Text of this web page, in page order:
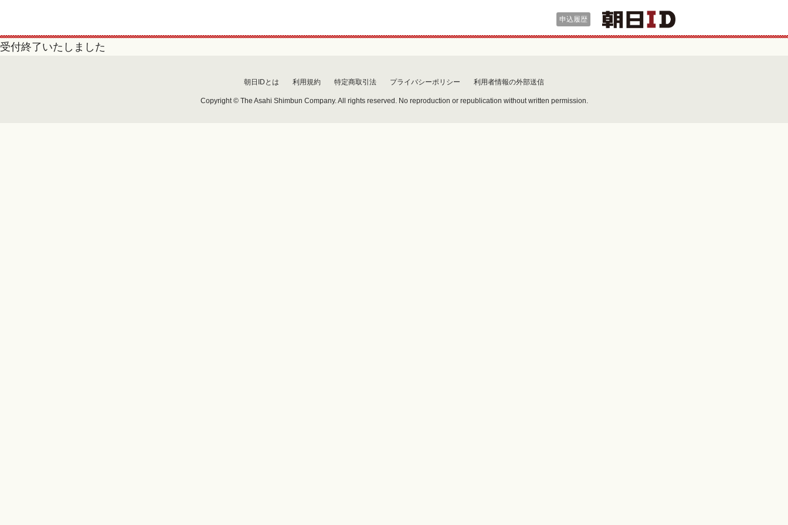
申込履歴
受付終了いたしました
朝日IDとは 利用規約 特定商取引法 プライバシーポリシー 利用者情報の外部送信
Copyright © The Asahi Shimbun Company. All rights reserved. No reproduction or republication without written permission.